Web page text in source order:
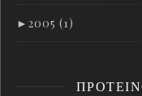
► 2005 (1)